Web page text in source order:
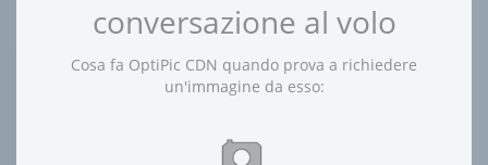
conversazione al volo
Cosa fa OptiPic CDN quando prova a richiedere
un'immagine da esso: